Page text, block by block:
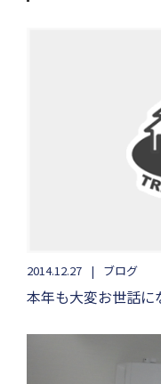
2014.12.27 ブログ
本年も大変お世話に